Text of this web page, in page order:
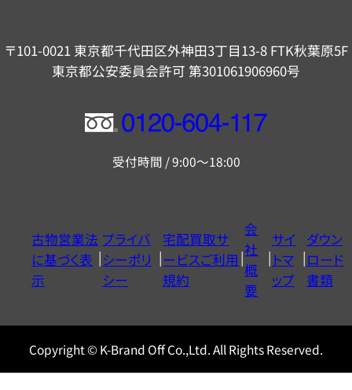
〒101-0021 東京都千代田区外神田3丁目13-8 FTK秋葉原5F
東京都公安委員会許可 第301061906960号
フ
ー
ヤ
ル
0120604117
受付時間 / 9:00～18:00
古物営業法
に基づく表
示
プライバ
シーポリ
シー
宅配買取サ
ービスご利用
規約
会
社
概
要
サイ
トマ
ップ
ダウン
ロード
書類
Copyright © K-Brand Off Co.,Ltd. All Rights Reserved.